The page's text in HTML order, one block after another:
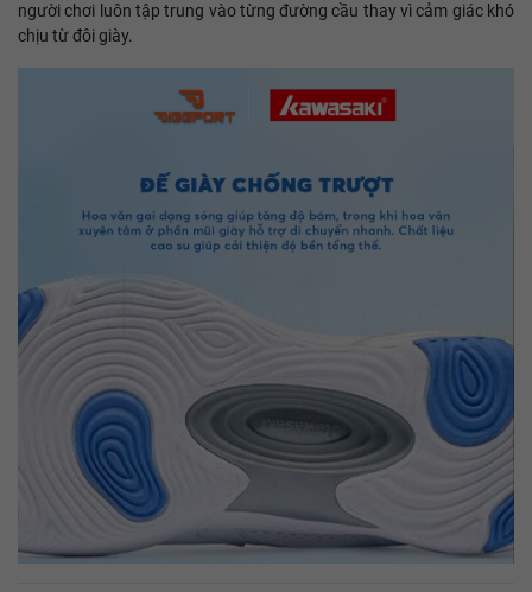
người chơi luôn tập trung vào từng đường cầu thay vì cảm giác khó
chịu từ đôi giày.